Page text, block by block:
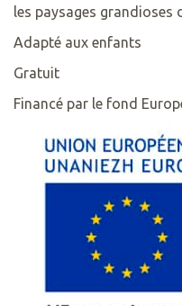
les paysages grandioses
Adapté aux enfants
Gratuit
Financé par le fond